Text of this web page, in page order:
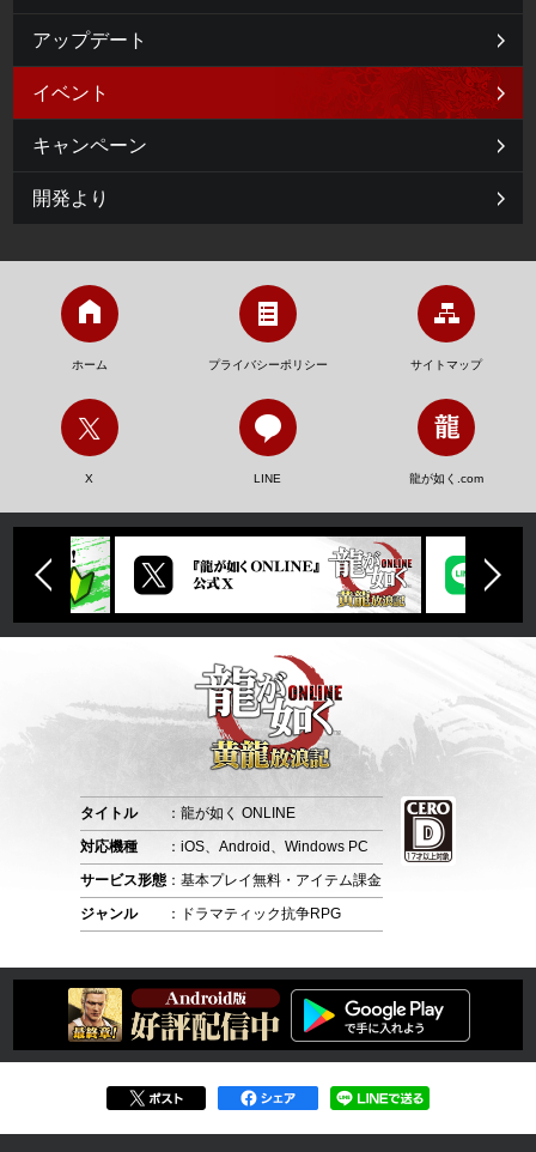
アップデート
イベント
キャンペーン
開発より
ホーム プライバシーポリシー サイトマップ
X LINE 龍が如く.com
タイトル
：龍が如く ONLINE
対応機種
：iOS、Android、Windows PC
サービス形態 ：基本プレイ無料・アイテム課金
ジャンル
：ドラマティック抗争RPG